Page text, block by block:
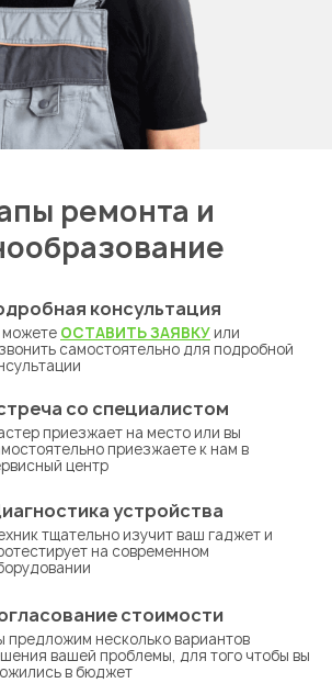
ремонта и
консультация
можете ОСТАВИТЬ ЗАЯВКУ или
самостоятельно для подробной
со специалистом
приезжает на место или вы
приезжаете к нам в
центр
устройства
тщательно изучит ваш гаджет и
на современном
стоимости
предложим несколько вариантов
вашей проблемы, для того чтобы вы
в бюджет